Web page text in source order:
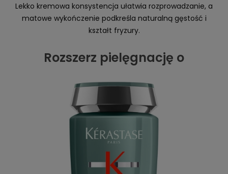
Lekko kremowa konsystencja ułatwia rozprowadzanie, a
matowe wykończenie podkreśla naturalną gęstość i
kształt fryzury.
Rozszerz pielęgnację o